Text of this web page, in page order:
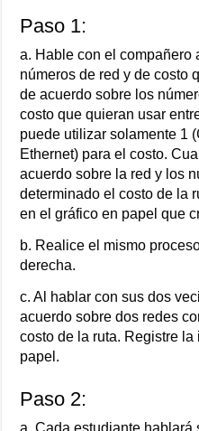
Paso 1:
a. Hable con el compañero
números de red y de costo
de acuerdo sobre los
costo que quieran usar
puede utilizar solamente 1
Ethernet) para el costo.
acuerdo sobre la red y los
determinado el costo de la
en el gráfico en papel que
b. Realice el mismo
derecha.
c. Al hablar con sus dos
acuerdo sobre dos redes
costo de la ruta. Registre
papel.
Paso 2: